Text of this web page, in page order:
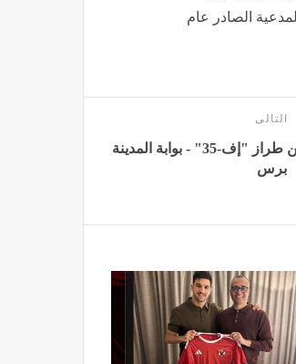
الصادر عام
التالى
تحطم مقاتلة أميركية من طراز "إف-35" - بوابة المدينة
برس